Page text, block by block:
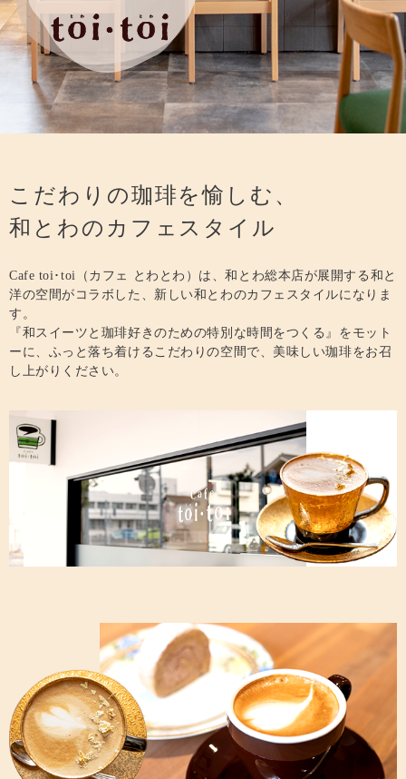
こだわりの珈琲を愉しむ、
和とわのカフェスタイル
Cafe toi･toi（カフェ とわとわ）は、和とわ総本店が展開する和と
洋の空間がコラボした、新しい和とわのカフェスタイルになりま
す。
『和スイーツと珈琲好きのための特別な時間をつくる』をモット
ーに、ふっと落ち着けるこだわりの空間で、美味しい珈琲をお召
し上がりください。